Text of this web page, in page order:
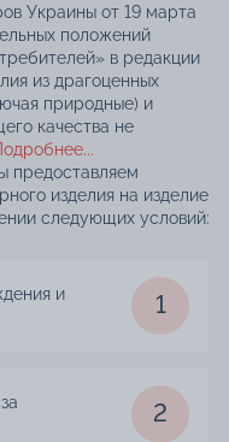
Украины от 19 марта
положений
в редакции
из драгоценных
природные) и
качества не
предоставляем
изделия на изделие
следующих условий:
и
1
2